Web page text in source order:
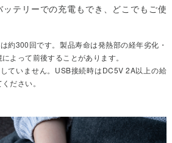
テリーでの充電もでき、どこでもご使
約300回です。製品寿命は発熱部の経年劣化・
よって前後することがあります。
ていません。USB接続時はDC5V 2A以上の給
ださい。